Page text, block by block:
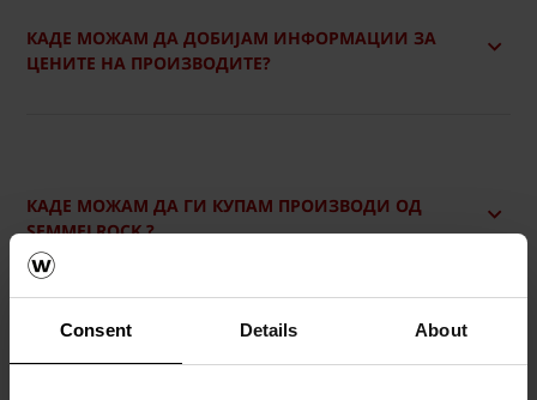
Consent Details About
КАДЕ МОЖАМ ДА ДОБИЈАМ ИНФОРМАЦИИ ЗА
ЦЕНИТЕ НА ПРОИЗВОДИТЕ?
КАДЕ МОЖАМ ДА ГИ КУПАМ ПРОИЗВОДИ ОД
SEMMELROCK ?
КАКО МОЖАМ ДА ГО НАЈДАМ ВИСТИНСКИОТ